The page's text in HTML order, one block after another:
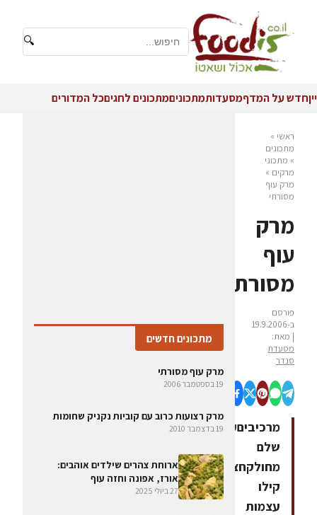
🔍
ייןחדש על המדףמסעדותמתכוניםמתכונים לחגיםכל המדורים
ראשי »
מתכונים
» מתכוני
מרקים »
מרק עוף
מסורתי
מרק
עוף
מסורתי
פורסם
ב-19.9.2006
| מאת:
מסעדת
סנדר
מרכיביםעוף
שלם
מחולקחצי
קילו
עצמות
מתכונים חדשים
מרק עוף מסורתי
19 בספטמבר 2006
מרק רצועות כרוב עם קוביות נקניק שחומות
19 בדצמבר 2010
ארוחת צהרים שילדים אוהבים:
אורז, אפונה וחזה עוף
27 ביולי 2025